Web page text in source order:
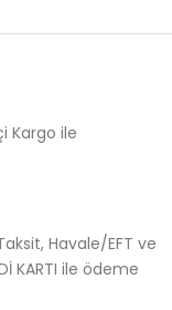
Kargo ile
Havale/EFT ve
KARTI ile ödeme